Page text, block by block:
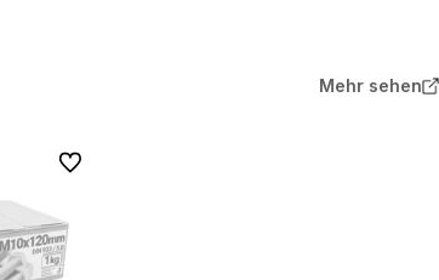
Mehr sehen
Zu Favoriten